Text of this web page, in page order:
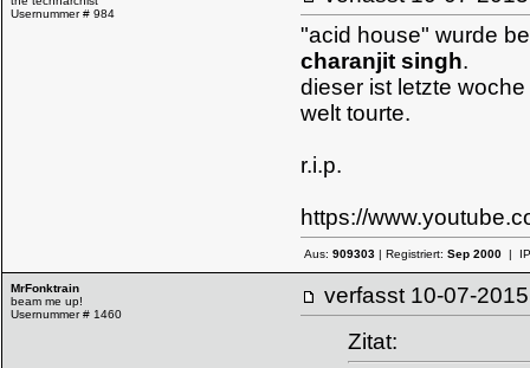
Usernummer # 984
"acid house" wurde
charanjit singh.
dieser ist letzte
welt tourte.
r.i.p.
https://
Aus: 909303 | Registriert: Sep 2000 |
MrFonktrain
beam me up!
Usernummer # 1460
verfasst 10-07-
Zitat: